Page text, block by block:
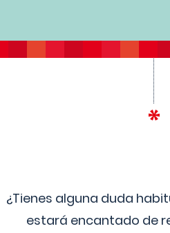
¿Tienes alguna duda
estará encantado de